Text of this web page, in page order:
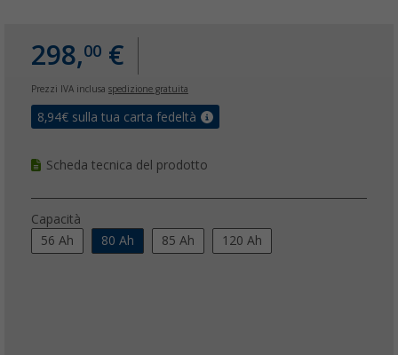
298,00 €
Prezzi IVA inclusa spedizione gratuita
8,94€ sulla tua carta fedeltà
Scheda tecnica del prodotto
Capacità
56 Ah
80 Ah 85 Ah 120 Ah